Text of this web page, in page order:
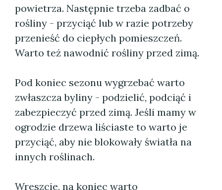
powietrza. Następnie trzeba zadbać o
rośliny - przyciąć lub w razie potrzeby
przenieść do ciepłych pomieszczeń.
Warto też nawodnić rośliny przed zimą.
Pod koniec sezonu wygrzebać warto
zwłaszcza byliny - podzielić, podciąć i
zabezpieczyć przed zimą. Jeśli mamy w
ogrodzie drzewa liściaste to warto je
przyciąć, aby nie blokowały światła na
innych roślinach.
Wreszcie, na koniec warto